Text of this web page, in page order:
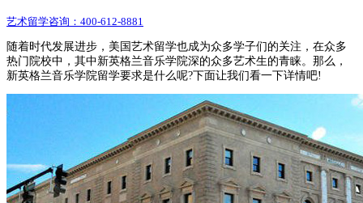
艺术留学咨询： 400-612-8881
随着时代发展进步，美国艺术留学也成为众多学子们的关注，在众多
热门院校中，其中新英格兰音乐学院深的众多艺术生的青睐。那么，
新英格兰音乐学院留学要求是什么呢?下面让我们看一下详情吧!